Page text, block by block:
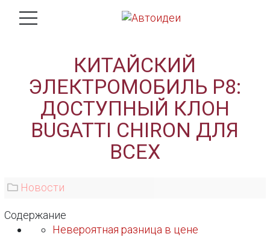
КИТАЙСКИЙ
ЭЛЕКТРОМОБИЛЬ P8:
ДОСТУПНЫЙ КЛОН
BUGATTI CHIRON ДЛЯ
ВСЕХ
Новости
Содержание
Невероятная разница в цене